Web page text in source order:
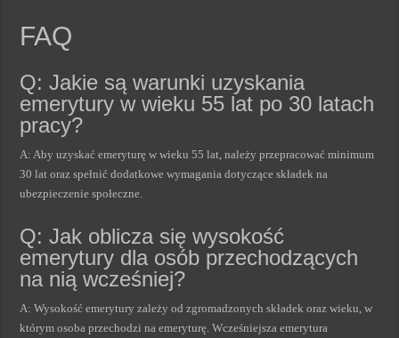
FAQ
Q: Jakie są warunki uzyskania
emerytury w wieku 55 lat po 30 latach
pracy?
A: Aby uzyskać emeryturę w wieku 55 lat, należy przepracować minimum
30 lat oraz spełnić dodatkowe wymagania dotyczące składek na
ubezpieczenie społeczne.
Q: Jak oblicza się wysokość
emerytury dla osób przechodzących
na nią wcześniej?
A: Wysokość emerytury zależy od zgromadzonych składek oraz wieku, w
którym osoba przechodzi na emeryturę. Wcześniejsza emerytura